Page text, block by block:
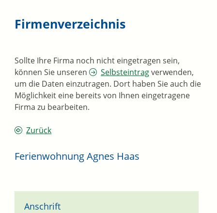
Firmenverzeichnis
Sollte Ihre Firma noch nicht eingetragen sein,
können Sie unseren
Selbsteintragverwenden,
um die Daten einzutragen. Dort haben Sie auch die
Möglichkeit eine bereits von Ihnen eingetragene
Firma zu bearbeiten.
Zurück
Ferienwohnung Agnes Haas
Anschrift